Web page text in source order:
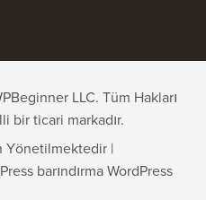
LLC. Tüm Hakları
bir ticari markadır.
Yönetilmektedir |
barındırmaWordPress